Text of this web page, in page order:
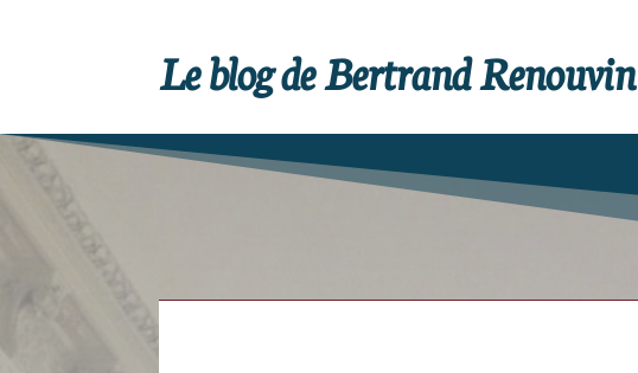
Le blog de Bertrand Renouvin